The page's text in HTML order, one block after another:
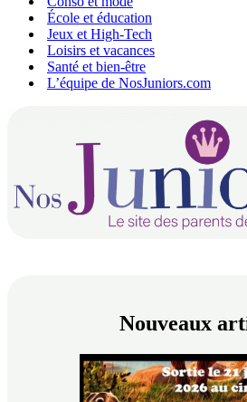
navigation
École et éducation
Jeux et High-Tech
Loisirs et vacances
Santé et bien-être
L’équipe de NosJuniors.com
Nouveaux